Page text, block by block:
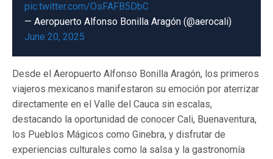
pic.twitter.com/OsFAFB5DbC
— Aeropuerto Alfonso Bonilla Aragón (@aerocali)
June 20, 2025
Desde el Aeropuerto Alfonso Bonilla Aragón, los primeros
viajeros mexicanos manifestaron su emoción por aterrizar
directamente en el Valle del Cauca sin escalas,
destacando la oportunidad de conocer Cali, Buenaventura,
los Pueblos Mágicos como Ginebra, y disfrutar de
experiencias culturales como la salsa y la gastronomía